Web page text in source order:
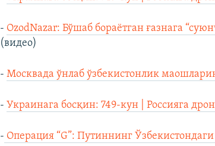
- OzodNazar: Бўшаб бораётган ғазнага
(видео)
-Москвада ўнлаб ўзбекистонлик
-Украинага босқин: 749-кун | Россияга
- Операция “G”: Путиннинг